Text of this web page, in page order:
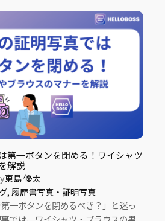
第一ボタンを閉める！ワイシャツ
解説
東島 優太
, 履歴書写真・証明写真
第一ボタンを閉めるべき？」と迷っ